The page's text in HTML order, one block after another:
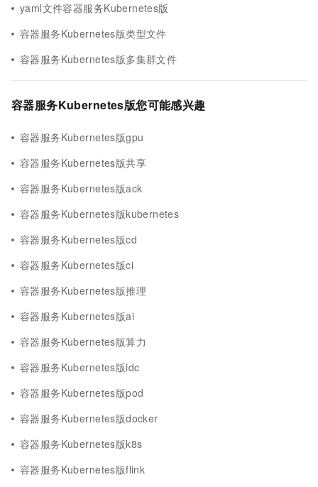
yaml文件容器服务Kubernetes版
容器服务Kubernetes版类型文件
容器服务Kubernetes版多集群文件
容器服务Kubernetes版您可能感兴趣
容器服务Kubernetes版gpu
容器服务Kubernetes版共享
容器服务Kubernetes版ack
容器服务Kubernetes版kubernetes
容器服务Kubernetes版cd
容器服务Kubernetes版ci
容器服务Kubernetes版推理
容器服务Kubernetes版ai
容器服务Kubernetes版算力
容器服务Kubernetes版idc
容器服务Kubernetes版pod
容器服务Kubernetes版docker
容器服务Kubernetes版k8s
容器服务Kubernetes版flink